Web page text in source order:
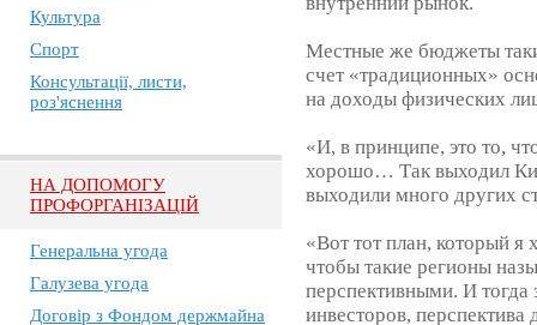
Культура
Спорт
Консультації, листи,
роз'яснення
НА ДОПОМОГУ
ПРОФОРГАНІЗАЦІЙ
Генеральна угода
Галузева угода
Договір з Фондом держмайна
Местные же бюджеты
счет «традиционных»
на доходы физических
«И, в принципе, это то,
хорошо… Так выходил
выходили много других
«Вот тот план, который я
чтобы такие регионы
перспективными. И тогда
инвесторов,